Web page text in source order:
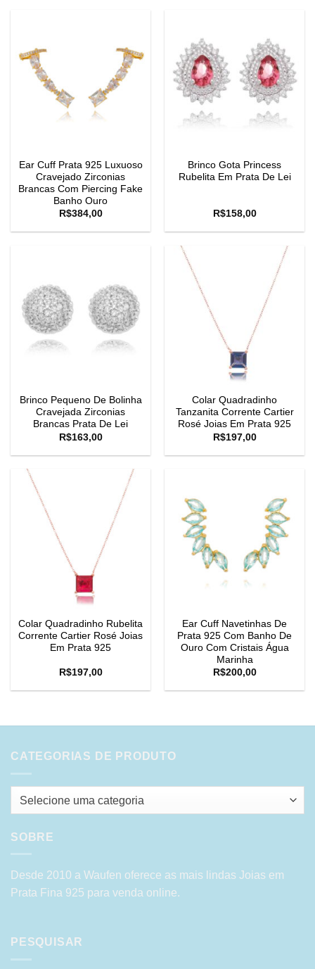
Ear Cuff Prata 925 Luxuoso
Cravejado Zirconias
Brancas Com Piercing Fake
Banho Ouro
R$384,00
Brinco Gota Princess
Rubelita Em Prata De Lei
R$158,00
Brinco Pequeno De Bolinha
Cravejada Zirconias
Brancas Prata De Lei
R$163,00
Colar Quadradinho
Tanzanita Corrente Cartier
Rosé Joias Em Prata 925
R$197,00
Colar Quadradinho Rubelita
Corrente Cartier Rosé Joias
Em Prata 925
R$197,00
Ear Cuff Navetinhas De
Prata 925 Com Banho De
Ouro Com Cristais Água
Marinha
R$200,00
CATEGORIAS DE PRODUTO
Selecione uma categoria
SOBRE
Desde 2010 a Waufen oferece as mais lindas Joias em
Prata Fina 925 para venda online.
PESQUISAR